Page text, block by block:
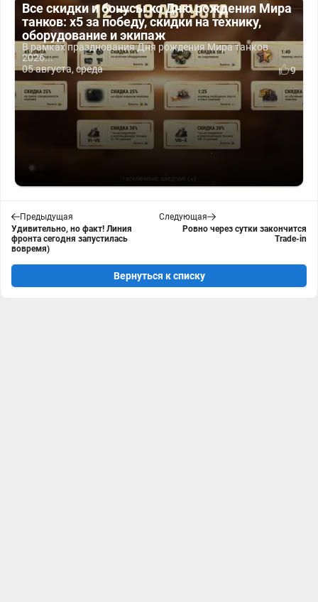
Все скидки и бонусы ко Дню рождения Мира
танков: x5 за победу, скидки на технику,
оборудование и экипаж
В рамках празднования Дня рождения Мира танков
2026...
05 августа, среда
9
Предыдущая
Удивительно, но факт! Линия
фронта сегодня запустилась
вовремя)
Следующая
Ровно через сутки закончится
Trade-in
Вернуться к списку